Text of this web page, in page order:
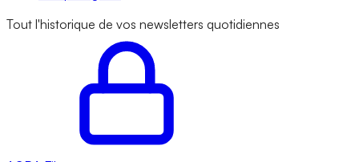
Tout l'historique de vos newsletters quotidiennes